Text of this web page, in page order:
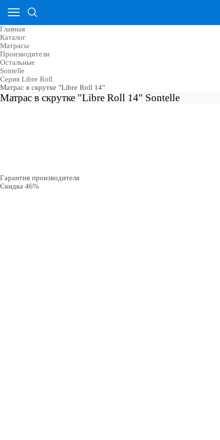
Главная
Каталог
Матрасы
Производители
Остальные
Sontelle
Cерия Libre Roll
Матрас в скрутке "Libre Roll 14"
Матрас в скрутке "Libre Roll 14" Sontelle
Гарантия производителя
Скидка 46%